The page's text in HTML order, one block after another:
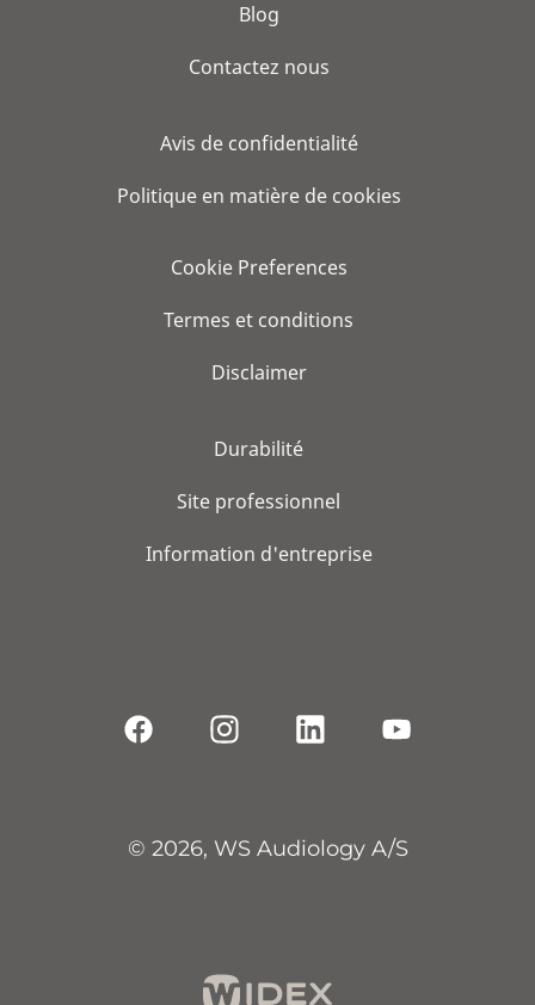
Blog
Contactez nous
Avis de confidentialité
Politique en matière de cookies
Cookie Preferences
Termes et conditions
Disclaimer
Durabilité
Site professionnel
Information d'entreprise
© 2026, WS Audiology A/S